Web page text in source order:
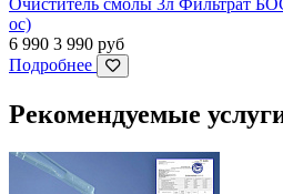
Очиститель смолы 3л Фильтрат
ос)
6 990 3 990 руб
Подробнее
Рекомендуемые